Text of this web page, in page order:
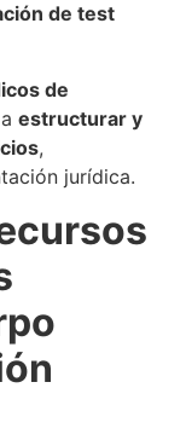
de test
de
estructurar y
,
jurídica.